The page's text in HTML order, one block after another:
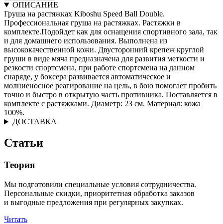
ОПИСАНИЕ
Груша на растяжках Kiboshu Speed Ball Double.
Профессиональная груша на растяжках. Растяжки в
комплекте.Подойдет как для оснащения спортивного зала, так
и для домашнего использования. Выполнена из
высококачественной кожи. Двусторонний крепеж круглой
груши в виде мяча предназначена для развития меткости и
резкости спортсмена, при работе спортсмена на данном
снаряде, у боксера развивается автоматическое и
молниеносное реагирование на цель, в бою помогает пробить
точно и быстро в открытую часть противника. Поставляется в
комплекте с растяжками. Диаметр: 23 см. Материал: кожа
100%.
ДОСТАВКА
Статьи
Теория
Мы подготовили специальные условия сотрудничества.
Персональные скидки, приоритетная обработка заказов
и выгодные предложения при регулярных закупках.
Читать